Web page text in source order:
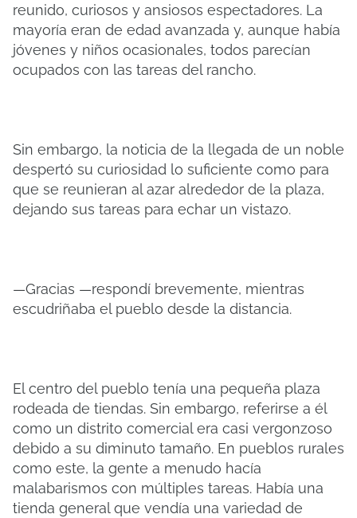
reunido, curiosos y ansiosos espectadores. La
mayoría eran de edad avanzada y, aunque había
jóvenes y niños ocasionales, todos parecían
ocupados con las tareas del rancho.
Sin embargo, la noticia de la llegada de un noble
despertó su curiosidad lo suficiente como para
que se reunieran al azar alrededor de la plaza,
dejando sus tareas para echar un vistazo.
—Gracias —respondí brevemente, mientras
escudriñaba el pueblo desde la distancia.
El centro del pueblo tenía una pequeña plaza
rodeada de tiendas. Sin embargo, referirse a él
como un distrito comercial era casi vergonzoso
debido a su diminuto tamaño. En pueblos rurales
como este, la gente a menudo hacía
malabarismos con múltiples tareas. Había una
tienda general que vendía una variedad de